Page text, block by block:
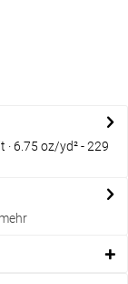
· 6.75 oz/yd² - 229
mehr